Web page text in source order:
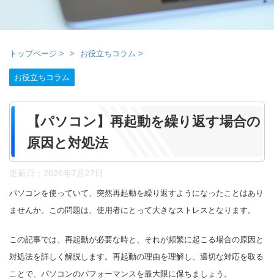
トップページ > お役立ちコラム >
お役立ちコラム
【パソコン】再起動を繰り返す場合の
原因と対処法
更新日： 2026年7月27日
パソコンを使っていて、突然再起動を繰り返すようになったことはあり
ませんか。この問題は、使用者にとって大きなストレスとなります。
この記事では、再起動が必要な時と、それが頻繁に起こる場合の原因と
対処法を詳しく解説します。再起動の理由を理解し、適切な対応を取る
ことで、パソコンのパフォーマンスを最大限に保ちましょう。